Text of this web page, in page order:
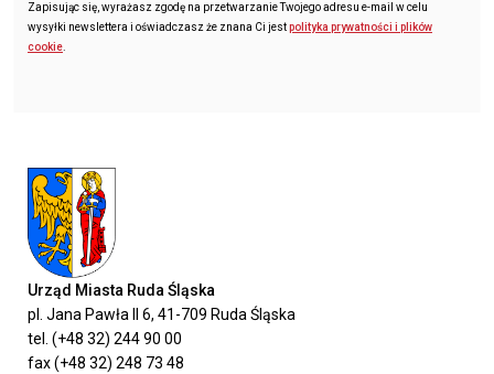
Zapisując się, wyrażasz zgodę na przetwarzanie Twojego adresu e-mail w celu
wysyłki newslettera i oświadczasz że znana Ci jestpolityka prywatności i plików
cookie.
Urząd Miasta Ruda Śląska
pl. Jana Pawła II 6, 41-709 Ruda Śląska
tel. (+48 32) 244 90 00
fax (+48 32) 248 73 48